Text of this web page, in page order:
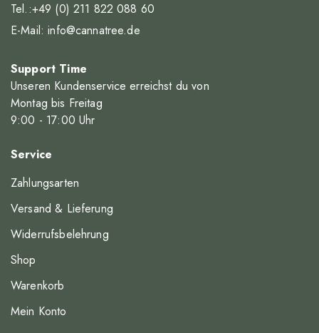
Tel.:+49 (0) 211 822 088 60
E-Mail:info@cannatree.de
Support Time
Unseren Kundenservice erreichst du von
Montag bis Freitag
9:00 - 17:00 Uhr
Service
Zahlungsarten
Versand & Lieferung
Widerrufsbelehrung
Shop
Warenkorb
Mein Konto